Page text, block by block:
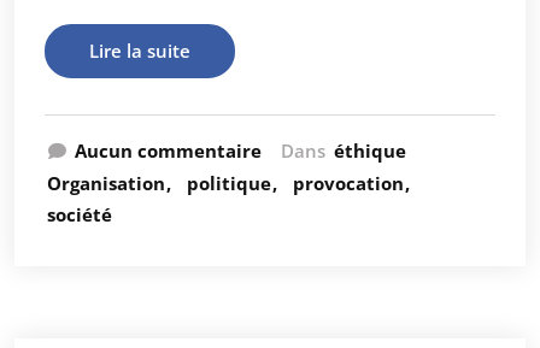
Lire la suite
Aucun commentaire Dans éthique
Organisation
politique
provocation
société